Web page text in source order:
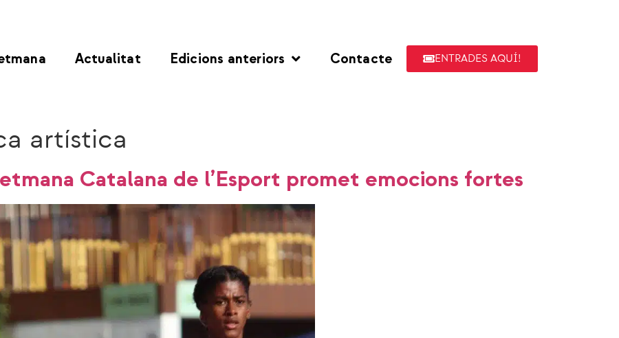
Actualitat Edicions anteriors Contacte ENTRADES AQUÍ!
artística
Catalana de l’Esport promet emocions fortes